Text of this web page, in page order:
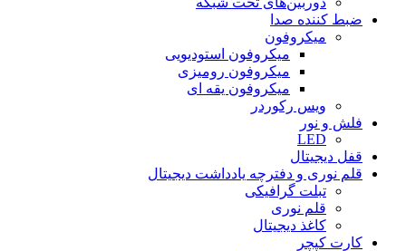
ضبط کننده صدا
میکروفون
میکروفون استودیویی
میکروفون رومیزی
میکروفون یقه ای
ویس رکوردر
فلش و نور
LED
قفل دیجیتال
قلم نوری و دفترچه یادداشت دیجیتال
تبلت گرافیکی
قلم نوری
کاغذ دیجیتال
کارت کپچر